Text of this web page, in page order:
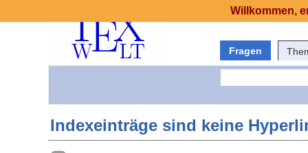
Fragen
Indexeinträge sind keine
Willkommen,